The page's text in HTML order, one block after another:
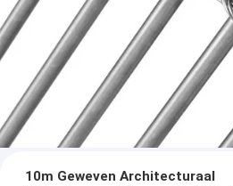
10m Geweven Architecturaal